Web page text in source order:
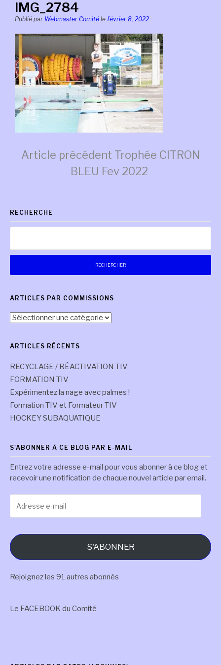
IMG_2784
Publié par Webmaster Comité le février 8, 2022
Lire
suite
Article précédent Trophée CITRON
BLEU Fev 2022
RECHERCHE
ARTICLES PAR COMMISSIONS
Articles
ARTICLES RÉCENTS
RECYCLAGE / RÉACTIVATION TIV
FORMATION TIV
Expérimentez la nage avec palmes !
Formation TIV et Formateur TIV
HOCKEY SUBAQUATIQUE
S'ABONNER À CE BLOG PAR E-MAIL
Entrez votre adresse e-mail pour vous abonner à ce blog et
recevoir une notification de chaque nouvel article par email.
e-
S'ABONNER
Rejoignez les 91 autres abonnés
Le FACEBOOK du Comité